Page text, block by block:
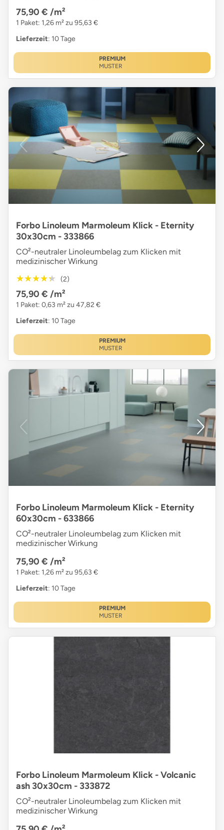
75,90 € /m²
1 Paket: 1,26 m² zu 95,63 €
Lieferzeit: 10 Tage
PREMIUM
MUSTER
Forbo Linoleum Marmoleum Klick - Eternity
30x30cm - 333866
CO²-neutraler Linoleumbelag zum Klicken mit
medizinischer Wirkung
★★★★★
★★★★★ (2)
75,90 € /m²
1 Paket: 0,63 m² zu 47,82 €
Lieferzeit: 10 Tage
PREMIUM
MUSTER
Forbo Linoleum Marmoleum Klick - Eternity
60x30cm - 633866
CO²-neutraler Linoleumbelag zum Klicken mit
medizinischer Wirkung
75,90 € /m²
1 Paket: 1,26 m² zu 95,63 €
Lieferzeit: 10 Tage
PREMIUM
MUSTER
Forbo Linoleum Marmoleum Klick - Volcanic
ash 30x30cm - 333872
CO²-neutraler Linoleumbelag zum Klicken mit
medizinischer Wirkung